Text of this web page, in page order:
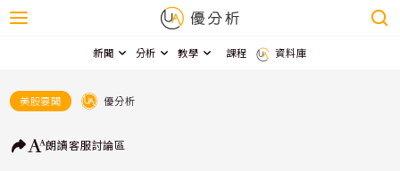
新聞 分析 教學 課程 資料庫
美股要聞 優分析
朗讀客服討論區